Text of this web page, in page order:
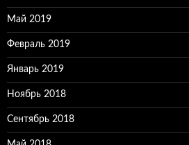
Май 2019
Февраль 2019
Январь 2019
Ноябрь 2018
Сентябрь 2018